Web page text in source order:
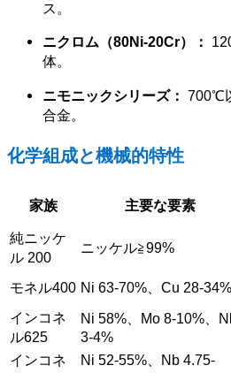
ス。
ニクロム（80Ni-20Cr）：
体。
ニモニックシリーズ： 700℃
合金。
化学組成と機械的特性
家族 主要な要素
純ニッケ
ル 200
ニッケル≧99%
モネル400 Ni 63-70%、Cu 28-34%
インコネ
ル625
Ni 58%、Mo 8-10%、
3-4%
インコネ
Ni 52-55%、Nb 4.75-